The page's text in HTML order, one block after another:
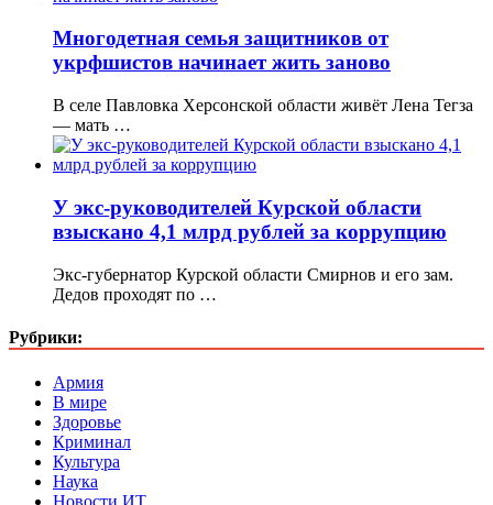
Многодетная семья защитников от
укрфшистов начинает жить заново
В селе Павловка Херсонской области живёт Лена Тегза
— мать …
У экс-руководителей Курской области
взыскано 4,1 млрд рублей за коррупцию
Экс-губернатор Курской области Смирнов и его зам.
Дедов проходят по …
Рубрики:
Армия
В мире
Здоровье
Криминал
Культура
Наука
Новости ИТ